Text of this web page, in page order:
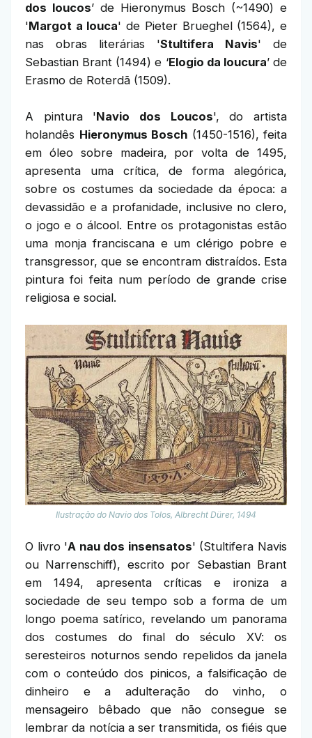
dos loucos’ de Hieronymus Bosch (~1490) e
'Margot a louca' de Pieter Brueghel (1564), e
nas obras literárias 'Stultifera Navis' de
Sebastian Brant (1494) e ‘Elogio da loucura’ de
Erasmo de Roterdã (1509).
A pintura 'Navio dos Loucos', do artista
holandês Hieronymus Bosch (1450-1516), feita
em óleo sobre madeira, por volta de 1495,
apresenta uma crítica, de forma alegórica,
sobre os costumes da sociedade da época: a
devassidão e a profanidade, inclusive no clero,
o jogo e o álcool. Entre os protagonistas estão
uma monja franciscana e um clérigo pobre e
transgressor, que se encontram distraídos. Esta
pintura foi feita num período de grande crise
religiosa e social.
Ilustração do Navio dos Tolos, Albrecht Dürer, 1494
O livro 'A nau dos insensatos' (Stultifera Navis
ou Narrenschiff), escrito por Sebastian Brant
em 1494, apresenta críticas e ironiza a
sociedade de seu tempo sob a forma de um
longo poema satírico, revelando um panorama
dos costumes do final do século XV: os
seresteiros noturnos sendo repelidos da janela
com o conteúdo dos pinicos, a falsificação de
dinheiro e a adulteração do vinho, o
mensageiro bêbado que não consegue se
lembrar da notícia a ser transmitida, os fiéis que